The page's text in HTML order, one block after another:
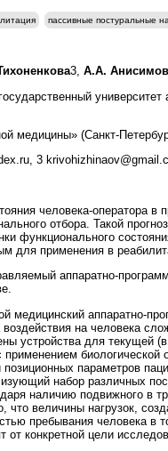
пассивные постуральные
3, А.А. Анисимов
университет
медицины» (Санкт-
3
человека-оператора
отбора. Такой
функционального
для применения в
аппаратно-
медицинский аппаратно-
на человека
устройства для текущей
применением
параметров
набор различных
наличию подвижного в
что величины нагрузок,
пребывания человека в
от конкретной цели